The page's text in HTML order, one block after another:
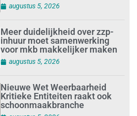
augustus 5, 2026
Meer duidelijkheid over zzp-
inhuur moet samenwerking
voor mkb makkelijker maken
augustus 5, 2026
Nieuwe Wet Weerbaarheid
Kritieke Entiteiten raakt ook
schoonmaakbranche